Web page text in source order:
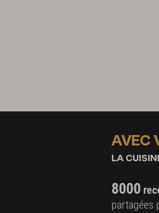
AVEC
LA
8000
partagées